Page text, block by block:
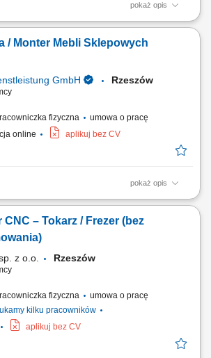
pokaż opis
i poszukuje doświadczonych operatorów
i ustawianiu urządzeń CNC oraz chcą
dobrze wyposażonym środowisku
/ Monter Mebli Sklepowych
GmbH Rzeszów
fizyczna
umowa o pracę
online aplikuj bez CV
pokaż opis
i montaż wyposażenia dla sklepów oraz
elementów stolarskich zgodnie z
Obsługa nowoczesnych urządzeń i maszyn do
CNC – Tokarz / Frezer (bez
z o.o. Rzeszów
fizyczna
umowa o pracę
kilku pracowników
aplikuj bez CV